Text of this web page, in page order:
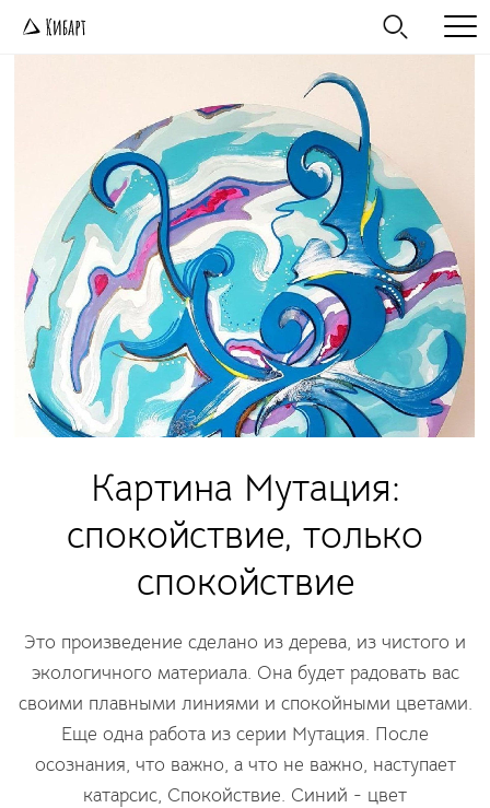
Картина Мутация:
спокойствие, только
спокойствие
Это произведение сделано из дерева, из чистого и
экологичного материала. Она будет радовать вас
своими плавными линиями и спокойными цветами.
Еще одна работа из серии Мутация. После
осознания, что важно, а что не важно, наступает
катарсис, Спокойствие. Синий - цвет